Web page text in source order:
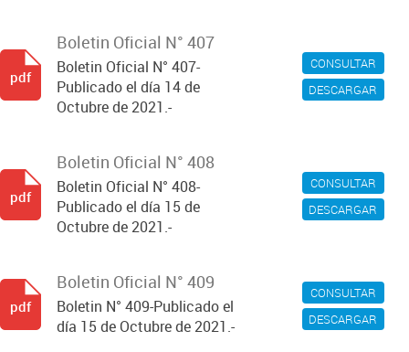
CONSULTAR
DESCARGAR
Boletin Oficial N° 407
Boletin Oficial N° 407-
Publicado el día 14 de
Octubre de 2021.-
pdf
CONSULTAR
DESCARGAR
Boletin Oficial N° 408
Boletin Oficial N° 408-
Publicado el día 15 de
Octubre de 2021.-
pdf
CONSULTAR
DESCARGAR
Boletin Oficial N° 409
Boletin N° 409-Publicado el
día 15 de Octubre de 2021.-
pdf